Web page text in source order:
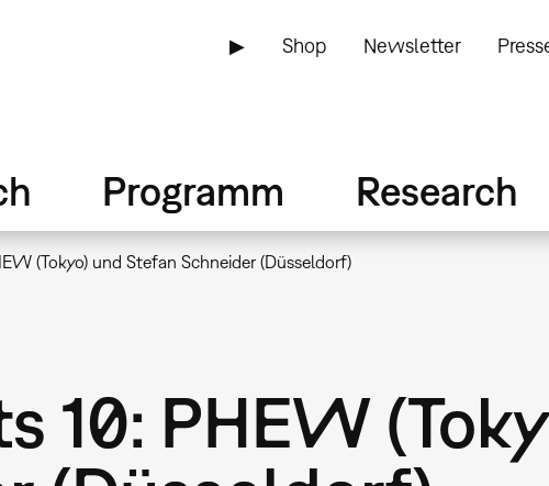
▶ Shop Newsletter
Programm Research
(Tokyo) und Stefan Schneider (Düsseldorf)
10: PHEW